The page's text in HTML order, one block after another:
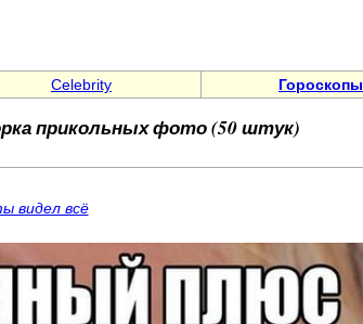
Celebrity Гороскопы
прикольных фото (50 штук)
видел всё